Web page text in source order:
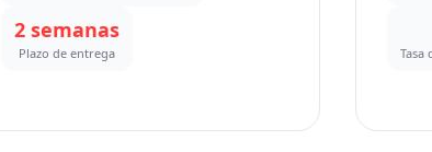
y mejorar la iluminación de la
temporada alta (mayo-octubre), el
2 semanas
Plazo de entrega
4
Las
Tasa